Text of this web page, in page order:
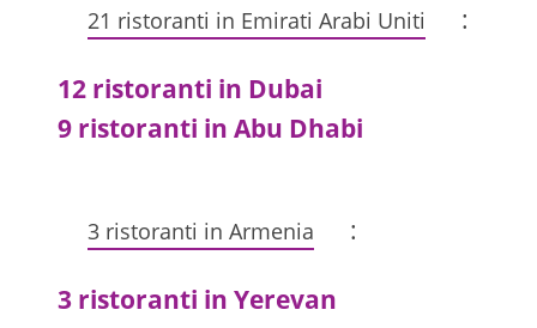
21 ristoranti in Emirati Arabi Uniti :
12 ristoranti in Dubai
9 ristoranti in Abu Dhabi
3 ristoranti in Armenia :
3 ristoranti in Yerevan